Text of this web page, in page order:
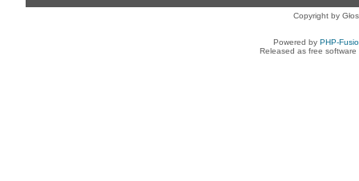
Copyright by
Powered by PHP-
Released as free